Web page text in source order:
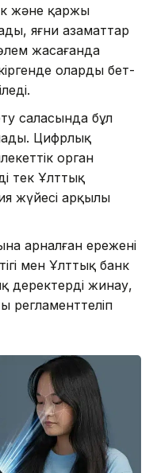
және қаржы
яғни азаматтар
жасағанда
олардың бет-
саласында бұл
Цифрлық
орган
тек Ұлттық
жүйесі арқылы
арналған ережені
мен Ұлттық банк
деректерді жинау,
регламенттеліп